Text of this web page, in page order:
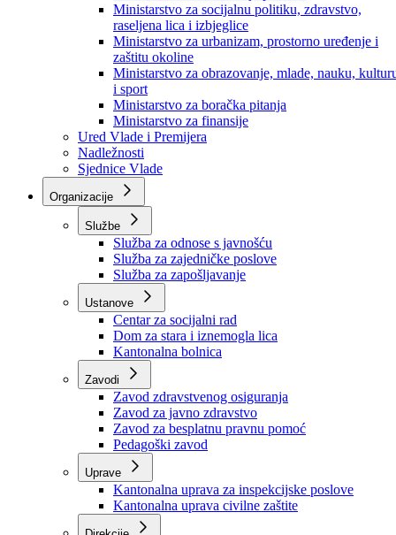
Ministarstvo za privredu
Ministarstvo za pravosuđe, upravu i radne odnose
Ministarstvo za unutrašnje poslove
Ministarstvo za socijalnu politiku, zdravstvo,
raseljena lica i izbjeglice
Ministarstvo za urbanizam, prostorno uređenje i
zaštitu okoline
Ministarstvo za obrazovanje, mlade, nauku,
i sport
Ministarstvo za boračka pitanja
Ministarstvo za finansije
Ured Vlade i Premijera
Nadležnosti
Sjednice Vlade
Organizacije
Službe
Služba za odnose s javnošću
Služba za zajedničke poslove
Služba za zapošljavanje
Ustanove
Centar za socijalni rad
Dom za stara i iznemogla lica
Kantonalna bolnica
Zavodi
Zavod zdravstvenog osiguranja
Zavod za javno zdravstvo
Zavod za besplatnu pravnu pomoć
Pedagoški zavod